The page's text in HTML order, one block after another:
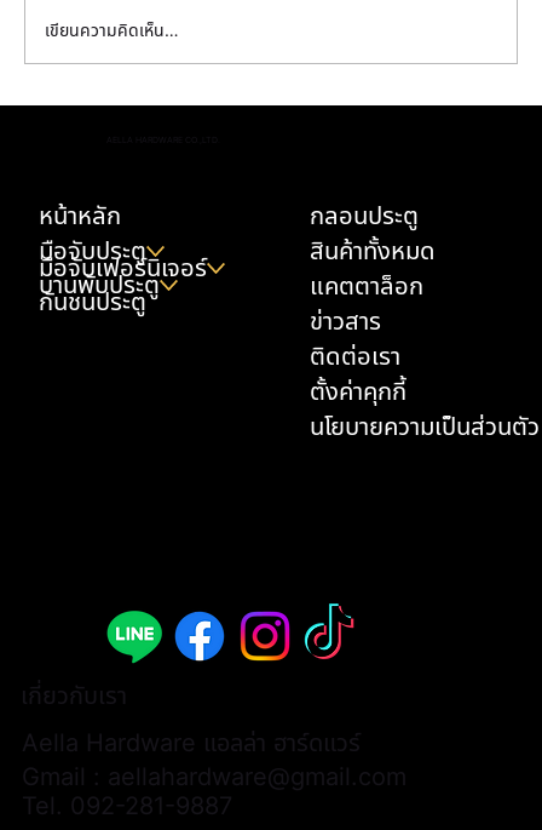
เขียนความคิดเห็น…
หน้าหลัก
มือจับประตู
มือจับเฟอร์นิเจอร์
บานพับประตู
กันชนประตู
กลอนประตู
สินค้าทั้งหมด
แคตตาล็อก
ข่าวสาร
ติดต่อเรา
ตั้งค่าคุกกี้
นโยบายความเป็นส่วนตัว
เกี่ยวกับเรา
Aella Hardware แอลล่า ฮาร์ดแวร์
Gmail : aellahardware@gmail.com
Tel. 092-281-9887